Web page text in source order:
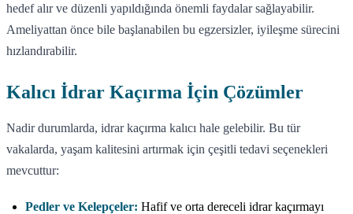
hedef alır ve düzenli yapıldığında önemli faydalar sağlayabilir.
Ameliyattan önce bile başlanabilen bu egzersizler, iyileşme sürecini
hızlandırabilir.
Kalıcı İdrar Kaçırma İçin Çözümler
Nadir durumlarda, idrar kaçırma kalıcı hale gelebilir. Bu tür
vakalarda, yaşam kalitesini artırmak için çeşitli tedavi seçenekleri
mevcuttur:
Pedler ve Kelepçeler: Hafif ve orta dereceli idrar kaçırmayı